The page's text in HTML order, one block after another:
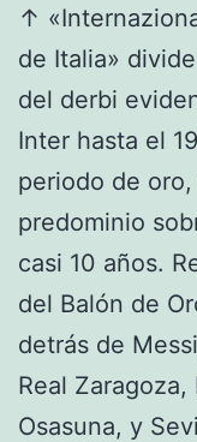
↑
de Italia»
del derbi
Inter hasta el
periodo de
predominio
casi 10 años.
del Balón de
detrás de
Real Zaragoza,
Osasuna, y